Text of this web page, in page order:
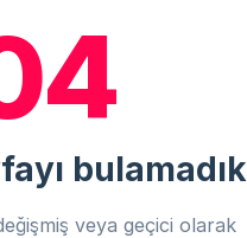
bulamadık
veya geçici olarak